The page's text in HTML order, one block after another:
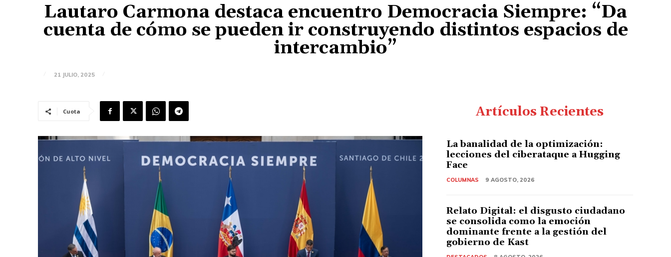
Lautaro Carmona destaca encuentro Democracia Siempre: “Da
cuenta de cómo se pueden ir construyendo distintos espacios de
intercambio”
21 JULIO, 2025
Cuota Artículos Recientes
La banalidad de la optimización:
lecciones del ciberataque a Hugging
Face
COLUMNAS 9 AGOSTO, 2026
Relato Digital: el disgusto ciudadano
se consolida como la emoción
dominante frente a la gestión del
gobierno de Kast